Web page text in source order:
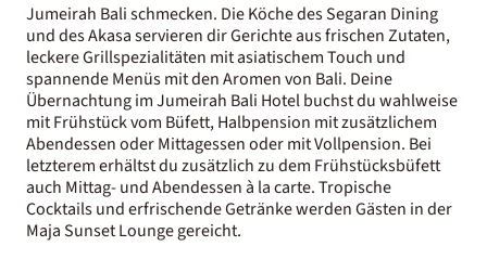
Jumeirah Bali schmecken. Die Köche des Segaran Dining
und des Akasa servieren dir Gerichte aus frischen Zutaten,
leckere Grillspezialitäten mit asiatischem Touch und
spannende Menüs mit den Aromen von Bali. Deine
Übernachtung im Jumeirah Bali Hotel buchst du wahlweise
mit Frühstück vom Büfett, Halbpension mit zusätzlichem
Abendessen oder Mittagessen oder mit Vollpension. Bei
letzterem erhältst du zusätzlich zu dem Frühstücksbüfett
auch Mittag- und Abendessen à la carte. Tropische
Cocktails und erfrischende Getränke werden Gästen in der
Maja Sunset Lounge gereicht.